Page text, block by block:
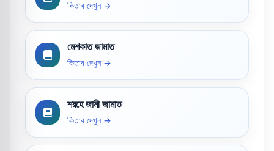
কিতাব দেখুন →
মেশকাত জামাত
কিতাব দেখুন →
শরহে জামী জামাত
কিতাব দেখুন →